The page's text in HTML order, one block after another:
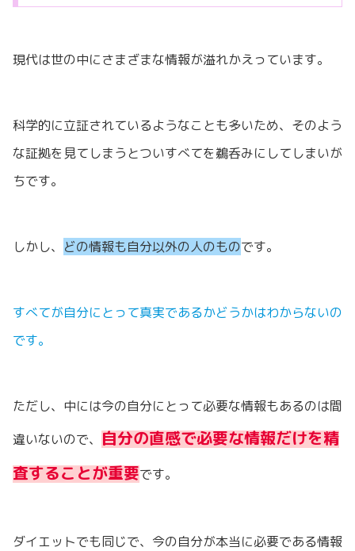
現代は世の中にさまざまな情報が溢れかえっています。
科学的に立証されているようなことも多いため、そのよう
な証拠を見てしまうとついすべてを鵜呑みにしてしまいが
ちです。
しかし、 どの情報も自分以外の人のものです。
すべてが自分にとって真実であるかどうかはわからないの
です。
ただし、中には今の自分にとって必要な情報もあるのは間
違いないので、 自分の直感で必要な情報だけを精
査することが重要です。
ダイエットでも同じで、今の自分が本当に必要である情報